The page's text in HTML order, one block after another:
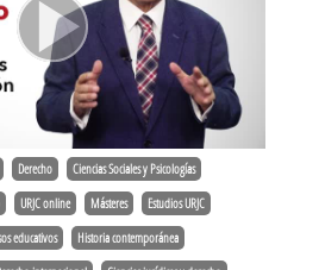
Derecho Ciencias Sociales y Psicologías
URJC online Másteres Estudios URJC
educativos Historia contemporánea